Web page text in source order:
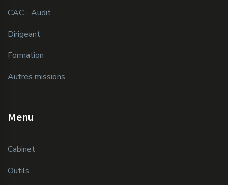
CAC - Audit
Dirigeant
Formation
Autres missions
Menu
Cabinet
Outils